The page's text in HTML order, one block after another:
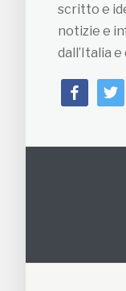
scritto e
notizie e
dall’Italia
facebook